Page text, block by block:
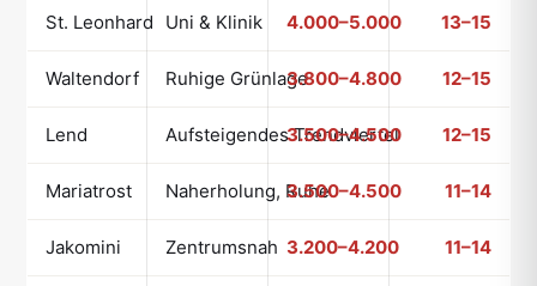
St. Leonhard Uni & Klinik 4.000–5.000 13–15
Waltendorf Ruhige Grünlage3.800–4.800 12–15
Lend Aufsteigendes Trendviertel
3.500–4.500 12–15
Mariatrost Naherholung, Ruhe3.500–4.500 11–14
Jakomini Zentrumsnah 3.200–4.200 11–14